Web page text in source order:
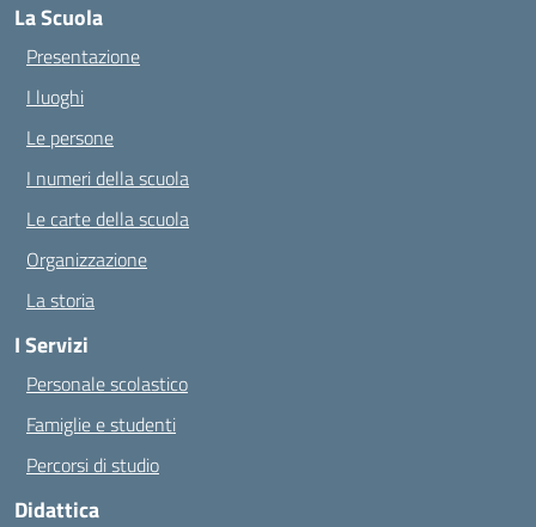
La Scuola
Presentazione
I luoghi
Le persone
I numeri della scuola
Le carte della scuola
Organizzazione
La storia
I Servizi
Personale scolastico
Famiglie e studenti
Percorsi di studio
Didattica